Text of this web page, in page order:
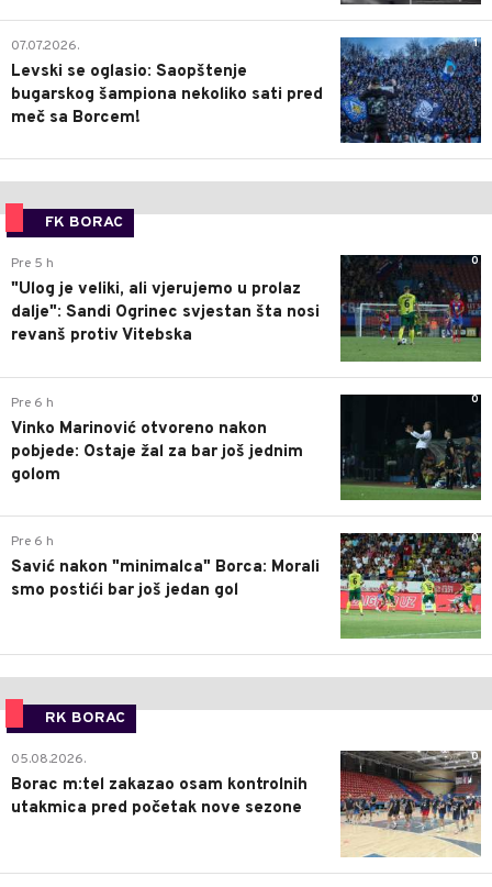
1
07.07.2026.
Levski se oglasio: Saopštenje
bugarskog šampiona nekoliko sati pred
meč sa Borcem!
FK BORAC
0
Pre 5 h
"Ulog je veliki, ali vjerujemo u prolaz
dalje": Sandi Ogrinec svjestan šta nosi
revanš protiv Vitebska
0
Pre 6 h
Vinko Marinović otvoreno nakon
pobjede: Ostaje žal za bar još jednim
golom
0
Pre 6 h
Savić nakon "minimalca" Borca: Morali
smo postići bar još jedan gol
RK BORAC
0
05.08.2026.
Borac m:tel zakazao osam kontrolnih
utakmica pred početak nove sezone